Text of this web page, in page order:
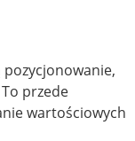
przede
wartościowych